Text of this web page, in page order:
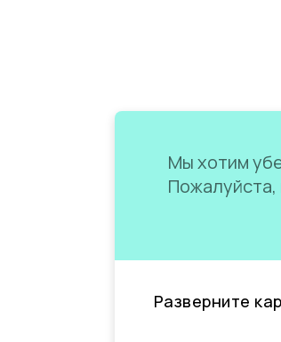
Мы хотим
Пожалуйста,
Разверните